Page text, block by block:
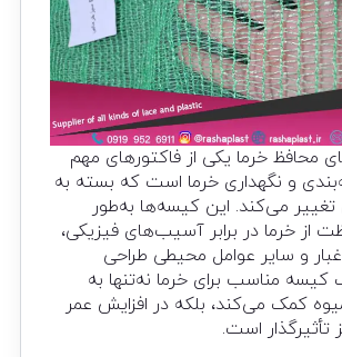
خرما یکی از فاکتورهای مهم
و نگهداری خرما است که بسته به
می‌کند. این کیسه‌ها به‌طور
از خرما در برابر آسیب‌های فیزیکی،
و سایر عوامل محیطی طراحی
کیسه مناسب برای خرما نه‌تنها به
کمک می‌کند، بلکه در افزایش عمر
تأثیرگذار است.